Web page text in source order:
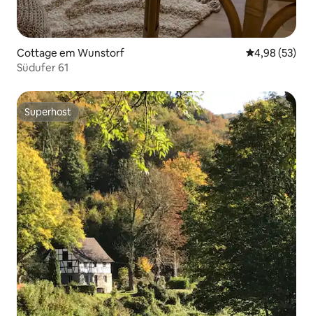
Cottage em Wunstorf Classificação
4,98 (53)
Südufer 61
Superhost
Superhost